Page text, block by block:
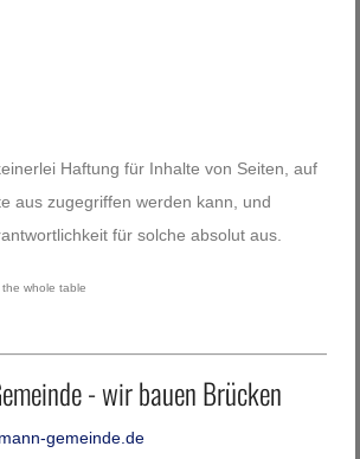
Haftung für Inhalte von Seiten, auf
aus zugegriffen werden kann, und
für solche absolut aus.
- wir bauen Brücken
gemeinde.de